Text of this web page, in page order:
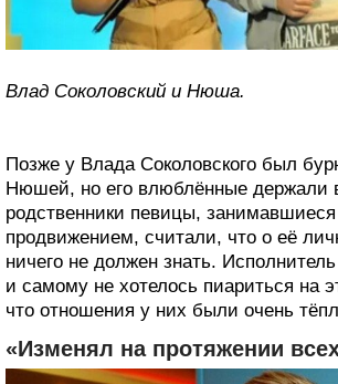
Влад Соколовский и Нюша.
Позже у Влада Соколовского был
Нюшей, но его влюблённые держали в
родственники певицы,
продвижением, считали, что о её
ничего не должен знать.
и самому не хотелось пиариться на
что отношения у них были очень
«Изменял на протяжении